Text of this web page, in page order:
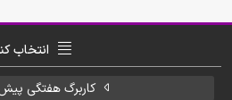
انتخاب
کاربرگ هفتگی